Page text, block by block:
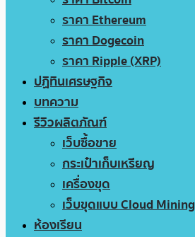
ราคา Ethereum
ราคา Dogecoin
ราคา Ripple (XRP)
ปฏิทินเศรษฐกิจ
บทความ
รีวิวผลิตภัณฑ์
เว็บซื้อขาย
กระเป๋าเก็บเหรียญ
เครื่องขุด
เว็บขุดแบบ Cloud Mining
ห้องเรียน